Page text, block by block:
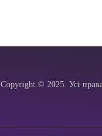
Copyright © 2025. Усі